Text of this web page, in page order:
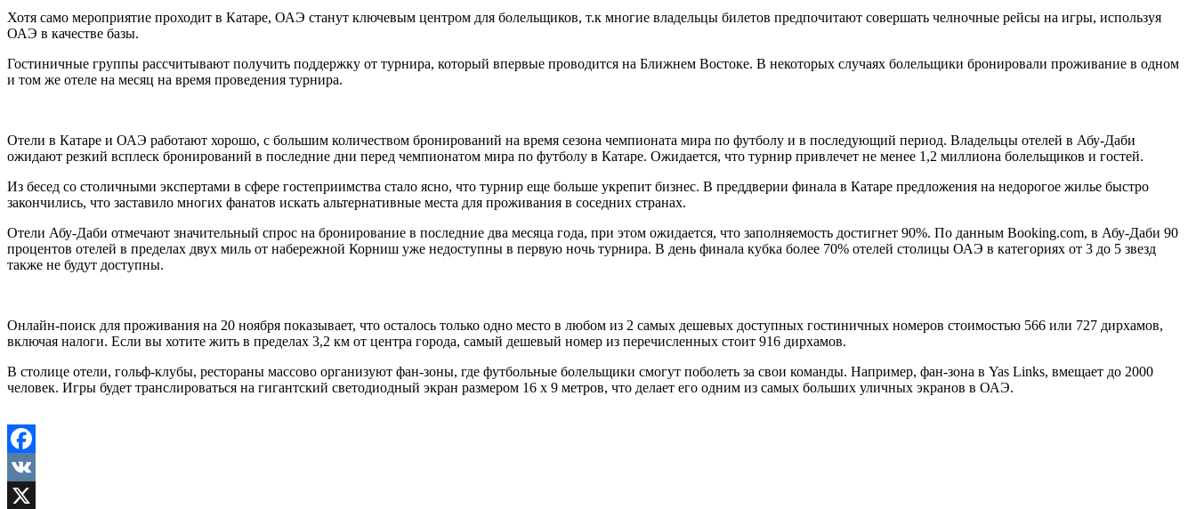
Хотя само мероприятие проходит в Катаре, ОАЭ станут ключевым центром для болельщиков, т.к многие владельцы билетов предпочитают совершать челночные рейсы на игры, используя
ОАЭ в качестве базы.
Гостиничные группы рассчитывают получить поддержку от турнира, который впервые проводится на Ближнем Востоке. В некоторых случаях болельщики бронировали проживание в одном
и том же отеле на месяц на время проведения турнира.
Отели в Катаре и ОАЭ работают хорошо, с большим количеством бронирований на время сезона чемпионата мира по футболу и в последующий период. Владельцы отелей в Абу-Даби
ожидают резкий всплеск бронирований в последние дни перед чемпионатом мира по футболу в Катаре. Ожидается, что турнир привлечет не менее 1,2 миллиона болельщиков и гостей.
Из бесед со столичными экспертами в сфере гостеприимства стало ясно, что турнир еще больше укрепит бизнес. В преддверии финала в Катаре предложения на недорогое жилье быстро
закончились, что заставило многих фанатов искать альтернативные места для проживания в соседних странах.
Отели Абу-Даби отмечают значительный спрос на бронирование в последние два месяца года, при этом ожидается, что заполняемость достигнет 90%. По данным Booking.com, в Абу-Даби 90
процентов отелей в пределах двух миль от набережной Корниш уже недоступны в первую ночь турнира. В день финала кубка более 70% отелей столицы ОАЭ в категориях от 3 до 5 звезд
также не будут доступны.
Онлайн-поиск для проживания на 20 ноября показывает, что осталось только одно место в любом из 2 самых дешевых доступных гостиничных номеров стоимостью 566 или 727 дирхамов,
включая налоги. Если вы хотите жить в пределах 3,2 км от центра города, самый дешевый номер из перечисленных стоит 916 дирхамов.
В столице отели, гольф-клубы, рестораны массово организуют фан-зоны, где футбольные болельщики смогут поболеть за свои команды. Например, фан-зона в Yas Links, вмещает до 2000
человек. Игры будет транслироваться на гигантский светодиодный экран размером 16 х 9 метров, что делает его одним из самых больших уличных экранов в ОАЭ.
Facebook
VK